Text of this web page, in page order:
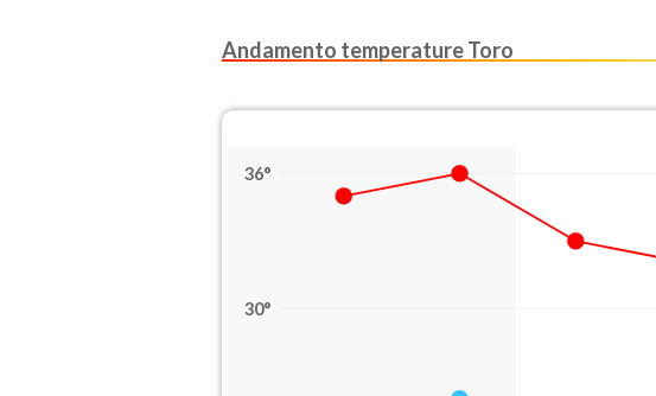
Andamento temperature Toro
36°
30°